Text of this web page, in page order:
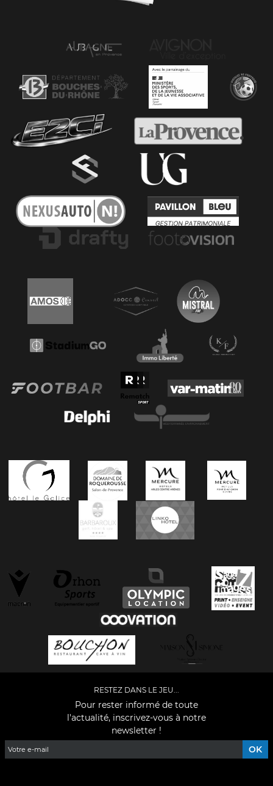
RESTEZ DANS LE JEU...
Pour rester informé de toute
l'actualité, inscrivez-vous à notre
newsletter !